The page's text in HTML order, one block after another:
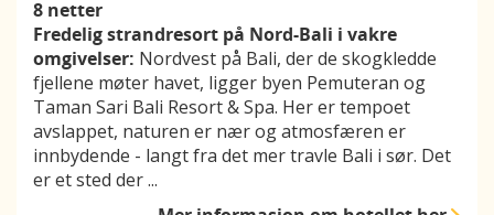
8 netter
Fredelig strandresort på Nord-Bali i vakre
omgivelser: Nordvest på Bali, der de skogkledde
fjellene møter havet, ligger byen Pemuteran og
Taman Sari Bali Resort & Spa. Her er tempoet
avslappet, naturen er nær og atmosfæren er
innbydende - langt fra det mer travle Bali i sør. Det
er et sted der...